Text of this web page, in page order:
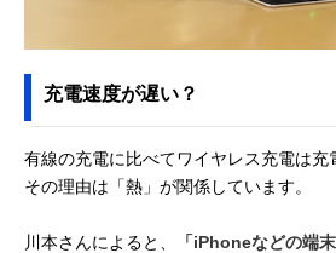
充電速度が遅い？
有線の充電に比べてワイヤレス充電は充
その理由は「熱」が関係しています。
川本さんによると、
「iPhoneなどの端